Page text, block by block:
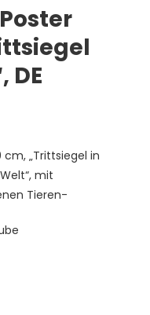
DE
„Trittsiegel in
mit
Tieren-